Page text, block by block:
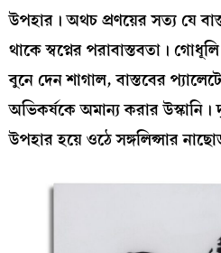
উপহার। অথচ প্রণয়ের সত্য যে
থাকে স্বপ্নের পরাবাস্তবতা।
বুনে দেন শাগাল, বাস্তবের
অভিকর্ষকে অমান্য করার উস্কানি।
উপহার হয়ে ওঠে সঙ্গলিপ্সার